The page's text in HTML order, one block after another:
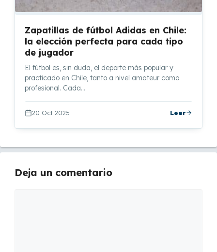
Zapatillas de fútbol Adidas en Chile:
la elección perfecta para cada tipo
de jugador
El fútbol es, sin duda, el deporte más popular y
practicado en Chile, tanto a nivel amateur como
profesional. Cada…
20 Oct 2025 Leer
Deja un comentario